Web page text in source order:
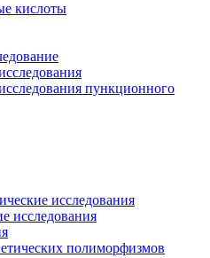
кислоты
пункционного
исследования
исследования
полиморфизмов